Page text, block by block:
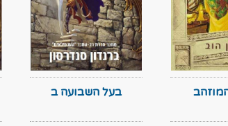
בעל השבועה ב